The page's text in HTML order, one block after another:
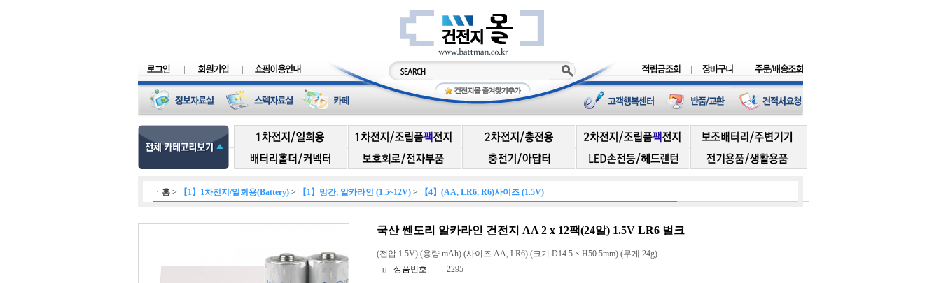
ㆍ 홈 > 【1】1차전지/일회용(Battery) > 【1】망간, 알카라인 (1.5~12V) > 【4】(AA, LR6, R6)사이즈 (1.5V)
국산 쎈도리 알카라인 건전지 AA 2 x 12팩(24알) 1.5V LR6 벌크
(전압 1.5V) (용량 mAh) (사이즈 AA, LR6) (크기 D14.5 × H50.5mm) (무게 24g)
상품번호
2295